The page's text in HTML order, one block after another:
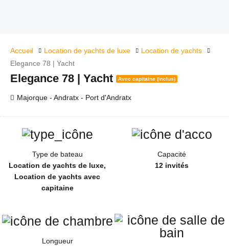
Accueil Location de yachts de luxe
Location de yachts
Elegance 78 | Yacht
Elegance 78 | Yacht Avec capitaine (inclus)
Majorque - Andratx - Port d'Andratx
Type de bateau
Location de yachts de luxe,
Location de yachts avec
capitaine
Capacité
12 invités
Longueur